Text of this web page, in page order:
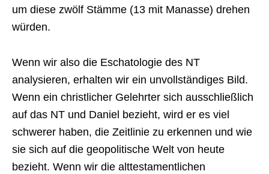
um diese zwölf Stämme (13 mit Manasse) drehen
würden.
Wenn wir also die Eschatologie des NT
analysieren, erhalten wir ein unvollständiges Bild.
Wenn ein christlicher Gelehrter sich ausschließlich
auf das NT und Daniel bezieht, wird er es viel
schwerer haben, die Zeitlinie zu erkennen und wie
sie sich auf die geopolitische Welt von heute
bezieht. Wenn wir die alttestamentlichen